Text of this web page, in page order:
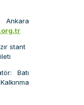
stant
Batı